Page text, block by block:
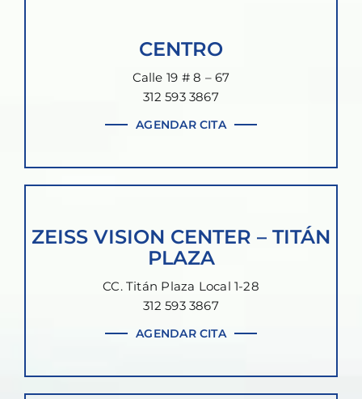
CENTRO
Calle 19 # 8 – 67
312 593 3867
AGENDAR CITA
ZEISS VISION CENTER – TITÁN
PLAZA
CC. Titán Plaza Local 1-28
312 593 3867
AGENDAR CITA